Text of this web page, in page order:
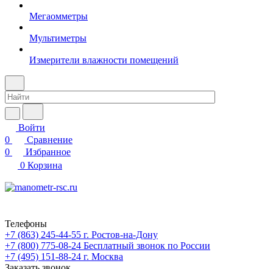
Мегаомметры
Мультиметры
Измерители влажности помещений
Войти
0
Сравнение
0
Избранное
0 Корзина
Телефоны
+7 (863) 245-44-55 г. Ростов-на-Дону
+7 (800) 775-08-24 Бесплатный звонок по России
+7 (495) 151-88-24 г. Москва